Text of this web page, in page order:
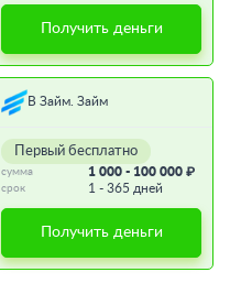
Получить деньги
В Займ. Займ
Первый бесплатно
сумма 1 000 - 100 000 ₽
срок 1 - 365 дней
Получить деньги